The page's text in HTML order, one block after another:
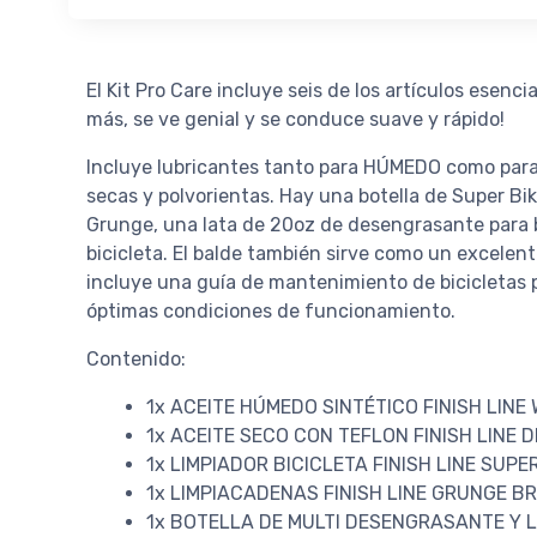
El Kit Pro Care incluye seis de los artículos
más, se ve genial y se conduce suave y rápido!
Incluye lubricantes tanto para HÚMEDO como
secas y polvorientas. Hay una botella de Super
Grunge, una lata de 20oz de desengrasante
bicicleta. El balde también sirve como un
incluye una guía de mantenimiento de bicicletas
óptimas condiciones de funcionamiento.
Contenido:
1x ACEITE HÚMEDO SINTÉTICO FINISH
1x ACEITE SECO CON TEFLON FINISH LINE
1x LIMPIADOR BICICLETA FINISH LINE
1x LIMPIACADENAS FINISH LINE GRUNGE
1x BOTELLA DE MULTI DESENGRASANTE